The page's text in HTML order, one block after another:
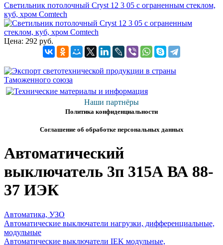
Светильник потолочный Cryst 12 3 05 с ограненным стеклом,
куб, хром Comtech
Цена: 292 руб.
Наши партнёры
Политика конфиденциальности
Соглашение об обработке персональных данных
Автоматический
выключатель 3п 315А ВА 88-
37 ИЭК
Автоматика, УЗО
Автоматические выключатели нагрузки, дифференциальные,
модульные
Автоматические выключатели IEK модульные,